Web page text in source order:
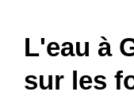
L'eau à
sur les